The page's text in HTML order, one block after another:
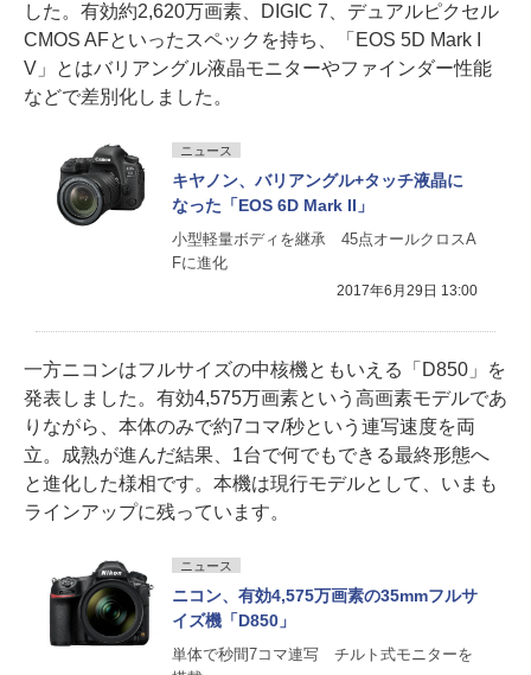
した。有効約2,620万画素、DIGIC 7、デュアルピクセル
CMOS AFといったスペックを持ち、「EOS 5D Mark I
V」とはバリアングル液晶モニターやファインダー性能
などで差別化しました。
ニュース
キヤノン、バリアングル+タッチ液晶に
なった「EOS 6D Mark II」
小型軽量ボディを継承 45点オールクロスA
Fに進化
2017年6月29日 13:00
一方ニコンはフルサイズの中核機ともいえる「D850」を
発表しました。有効4,575万画素という高画素モデルであ
りながら、本体のみで約7コマ/秒という連写速度を両
立。成熟が進んだ結果、1台で何でもできる最終形態へ
と進化した様相です。本機は現行モデルとして、いまも
ラインアップに残っています。
ニュース
ニコン、有効4,575万画素の35mmフルサ
イズ機「D850」
単体で秒間7コマ連写 チルト式モニターを